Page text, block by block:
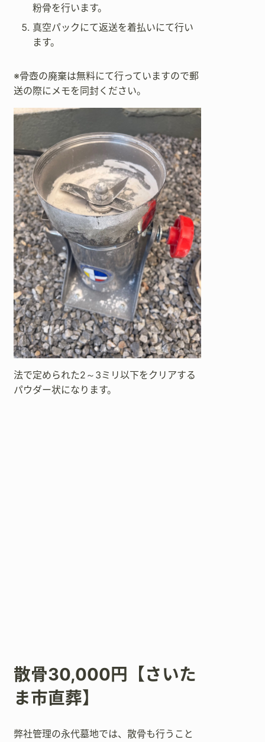
粉骨を行います。
真空パックにて返送を着払いにて行い
ます。
※骨壺の廃棄は無料にて行っていますので郵
送の際にメモを同封ください。
法で定められた2～3ミリ以下をクリアする
パウダー状になります。
散骨30,000円【さいた
ま市直葬】
弊社管理の永代墓地では、散骨も行うこと